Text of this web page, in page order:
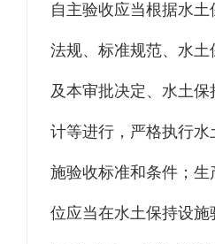
自主验收应当根据水土
法规、标准规范、水土
及本审批决定、水土保
计等进行，严格执行水
施验收标准和条件；生
位应当在水土保持设施